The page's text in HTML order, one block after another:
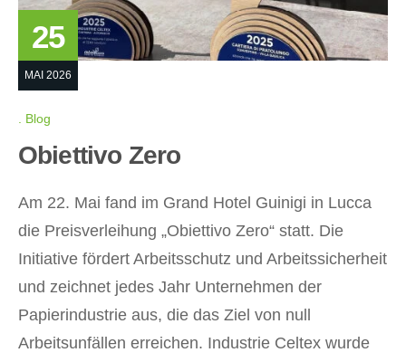
25
MAI 2026
Blog
Obiettivo Zero
Am 22. Mai fand im Grand Hotel Guinigi in Lucca
die Preisverleihung „Obiettivo Zero“ statt. Die
Initiative fördert Arbeitsschutz und Arbeitssicherheit
und zeichnet jedes Jahr Unternehmen der
Papierindustrie aus, die das Ziel von null
Arbeitsunfällen erreichen. Industrie Celtex wurde